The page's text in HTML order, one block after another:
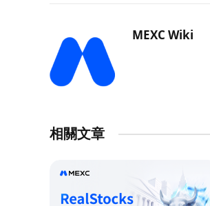
MEXC Wiki
相關文章